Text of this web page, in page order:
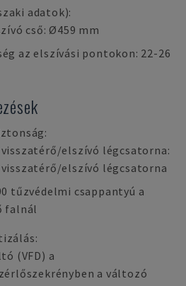
adatok):
cső: Ø459 mm
az elszívási pontokon: 22-26
elszívó légcsatorna:
elszívó légcsatorna
tűzvédelmi csappantyú a
falnál
(VFD) a
a változó